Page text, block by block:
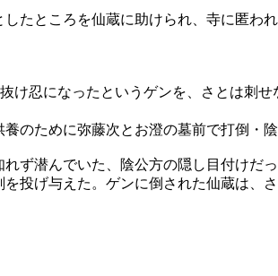
たところを仙蔵に助けられ、寺に匿
け忍になったというゲンを、さとは刺せ
のために弥藤次とお澄の墓前で打倒・
ず潜んでいた、陰公方の隠し目付け
投げ与えた。ゲンに倒された仙蔵は、